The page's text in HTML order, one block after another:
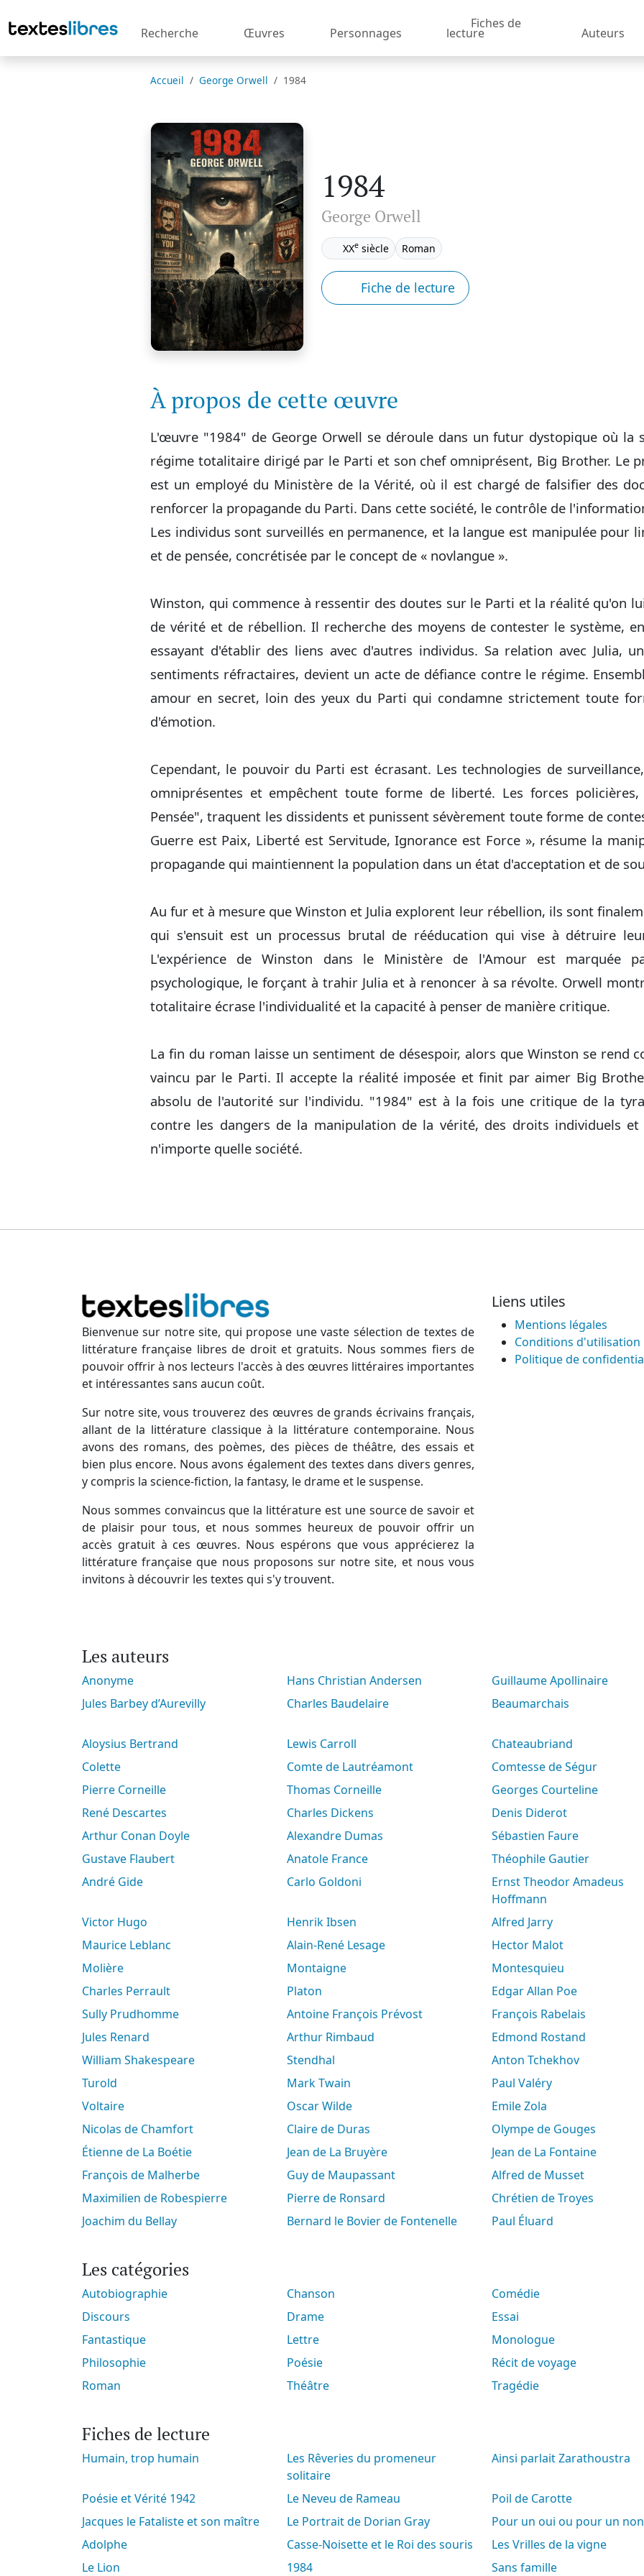
Recherche Œuvres Personnages
Fiches de
lecture Auteurs
Accueil George Orwell 1984
1984
George Orwell
XXe siècle Roman
Fiche de lecture
À propos de cette œuvre
L'œuvre "1984" de George Orwell se déroule dans un futur dystopique où la
régime totalitaire dirigé par le Parti et son chef omniprésent, Big Brother. Le
est un employé du Ministère de la Vérité, où il est chargé de falsifier des
renforcer la propagande du Parti. Dans cette société, le contrôle de
Les individus sont surveillés en permanence, et la langue est manipulée pour
et de pensée, concrétisée par le concept de « novlangue ».
Winston, qui commence à ressentir des doutes sur le Parti et la réalité qu'on
de vérité et de rébellion. Il recherche des moyens de contester le système,
essayant d'établir des liens avec d'autres individus. Sa relation avec Julia,
sentiments réfractaires, devient un acte de défiance contre le régime.
amour en secret, loin des yeux du Parti qui condamne strictement toute
d'émotion.
Cependant, le pouvoir du Parti est écrasant. Les technologies de
omniprésentes et empêchent toute forme de liberté. Les forces
Pensée", traquent les dissidents et punissent sévèrement toute forme de
Guerre est Paix, Liberté est Servitude, Ignorance est Force », résume la
propagande qui maintiennent la population dans un état d'acceptation et de
Au fur et à mesure que Winston et Julia explorent leur rébellion, ils sont
qui s'ensuit est un processus brutal de rééducation qui vise à détruire
L'expérience de Winston dans le Ministère de l'Amour est marquée
psychologique, le forçant à trahir Julia et à renoncer à sa révolte. Orwell
totalitaire écrase l'individualité et la capacité à penser de manière critique.
La fin du roman laisse un sentiment de désespoir, alors que Winston se rend
vaincu par le Parti. Il accepte la réalité imposée et finit par aimer Big
absolu de l'autorité sur l'individu. "1984" est à la fois une critique de la
contre les dangers de la manipulation de la vérité, des droits individuels
n'importe quelle société.
Bienvenue sur notre site, qui propose une vaste sélection de textes de
littérature française libres de droit et gratuits. Nous sommes fiers de
pouvoir offrir à nos lecteurs l'accès à des œuvres littéraires importantes
et intéressantes sans aucun coût.
Sur notre site, vous trouverez des œuvres de grands écrivains français,
allant de la littérature classique à la littérature contemporaine. Nous
avons des romans, des poèmes, des pièces de théâtre, des essais et
bien plus encore. Nous avons également des textes dans divers genres,
y compris la science-fiction, la fantasy, le drame et le suspense.
Nous sommes convaincus que la littérature est une source de savoir et
de plaisir pour tous, et nous sommes heureux de pouvoir offrir un
accès gratuit à ces œuvres. Nous espérons que vous apprécierez la
littérature française que nous proposons sur notre site, et nous vous
invitons à découvrir les textes qui s'y trouvent.
Liens utiles
Mentions légales
Conditions d'utilisation
Politique de
Les auteurs
Anonyme Hans Christian Andersen
Guillaume Apollinaire
Jules Barbey d’Aurevilly
Charles Baudelaire Beaumarchais
Aloysius Bertrand Lewis Carroll
Chateaubriand
Colette
Comte de Lautréamont
Comtesse de Ségur
Pierre Corneille
Thomas Corneille
Georges Courteline
René Descartes
Charles Dickens
Denis Diderot
Arthur Conan Doyle
Alexandre Dumas
Sébastien Faure
Gustave Flaubert
Anatole France
Théophile Gautier
André Gide
Carlo Goldoni
Ernst Theodor Amadeus
Hoffmann
Victor Hugo
Henrik Ibsen
Alfred Jarry
Maurice Leblanc
Alain-René Lesage
Hector Malot
Molière
Montaigne
Montesquieu
Charles Perrault
Platon
Edgar Allan Poe
Sully Prudhomme
Antoine François Prévost
François Rabelais
Jules Renard
Arthur Rimbaud
Edmond Rostand
William Shakespeare
Stendhal
Anton Tchekhov
Turold
Mark Twain
Paul Valéry
Voltaire
Oscar Wilde
Emile Zola
Nicolas de Chamfort
Claire de Duras
Olympe de Gouges
Étienne de La Boétie
Jean de La Bruyère
Jean de La Fontaine
François de Malherbe
Guy de Maupassant
Alfred de Musset
Maximilien de Robespierre
Pierre de Ronsard
Chrétien de Troyes
Joachim du Bellay
Bernard le Bovier de Fontenelle Paul Éluard
Les catégories
Autobiographie Chanson
Comédie
Discours
Drame
Essai
Fantastique
Lettre
Monologue
Philosophie
Poésie
Récit de voyage
Roman
Théâtre Tragédie
Fiches de lecture
Humain, trop humain
Les Rêveries du promeneur
solitaire
Ainsi parlait Zarathoustra
Poésie et Vérité 1942 Le Neveu de Rameau
Poil de Carotte
Jacques le Fataliste et son maître
Le Portrait de Dorian Gray
Pour un oui ou pour un non
Adolphe
Casse-Noisette et le Roi des souris
Les Vrilles de la vigne
Le Lion
1984 Sans famille